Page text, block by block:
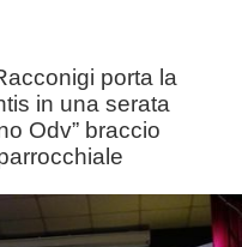
porta la
in una serata
Odv” braccio